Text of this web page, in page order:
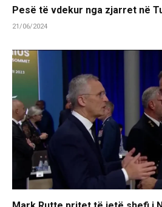
Pesë të vdekur nga zjarret në
21/06/2024